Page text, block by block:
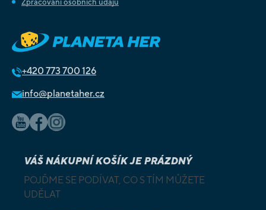
Zpracování osobních údajů
+420 773 700 126
info@planetaher.cz
VÁŠ NÁKUPNÍ KOŠÍK JE PRÁZDNÝ
POJĎME SE PODÍVAT, CO S TÍM MŮŽETE
UDĚLAT